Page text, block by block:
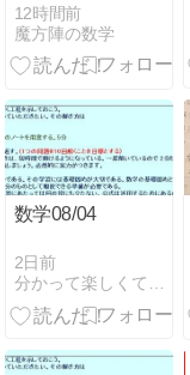
の直積】
12時間前
魔方陣の数学
数学08/04
2日前
分かって楽しくてドンドン伸びる10分学習